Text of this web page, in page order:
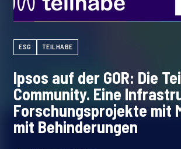
ESG TEILHABE
Ipsos auf der GOR: Die
Community. Eine
Forschungsprojekte mit
mit Behinderungen